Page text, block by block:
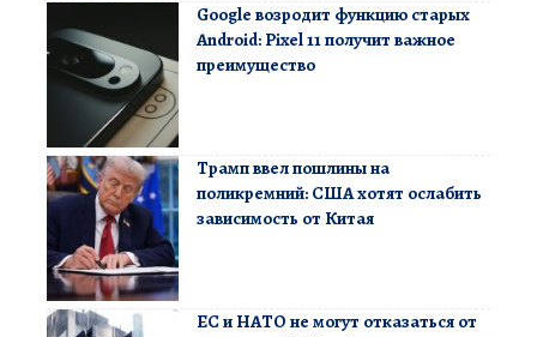
Google возродит функцию старых
Android: Pixel 11 получит важное
преимущество
Трамп ввел пошлины на
поликремний: США хотят ослабить
зависимость от Китая
ЕС и НАТО не могут отказаться от